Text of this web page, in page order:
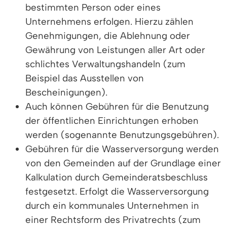
bestimmten Person oder eines
Unternehmens erfolgen. Hierzu zählen
Genehmigungen, die Ablehnung oder
Gewährung von Leistungen aller Art oder
schlichtes Verwaltungshandeln (zum
Beispiel das Ausstellen von
Bescheinigungen).
Auch können Gebühren für die Benutzung
der öffentlichen Einrichtungen erhoben
werden (sogenannte Benutzungsgebühren).
Gebühren für die Wasserversorgung werden
von den Gemeinden auf der Grundlage einer
Kalkulation durch Gemeinderatsbeschluss
festgesetzt. Erfolgt die Wasserversorgung
durch ein kommunales Unternehmen in
einer Rechtsform des Privatrechts (zum